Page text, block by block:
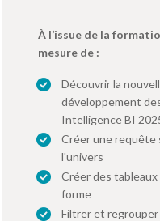
À l’issue de la
mesure de :
Découvrir la
développement
Intelligence BI
Créer une requête
l'univers
Créer des
forme
Filtrer et regrouper